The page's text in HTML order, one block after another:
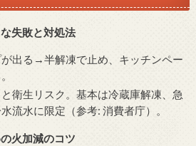
失敗と対処法
出る→半解凍で止め、キッチンペー
衛生リスク。基本は冷蔵庫解凍、急
流水に限定（参考: 消費者庁）。
火加減のコツ